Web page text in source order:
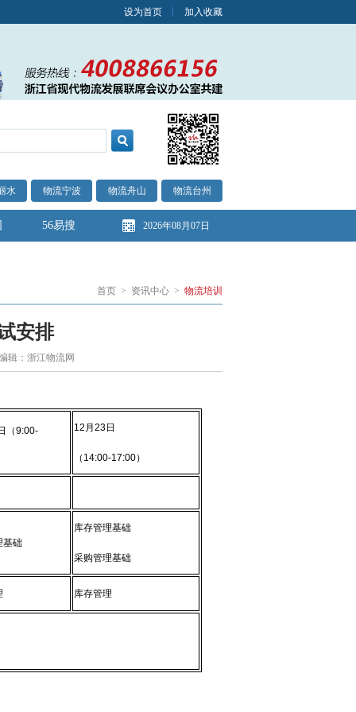
设为首页 加入收藏
水 物流宁波 物流舟山 物流台州
56易搜 2026年08月07日
首页 > 资讯中心 > 物流培训
安排
辑：浙江物流网
（9:00- 12月23日
（14:00-17:00）
基础
库存管理基础
采购管理基础
库存管理